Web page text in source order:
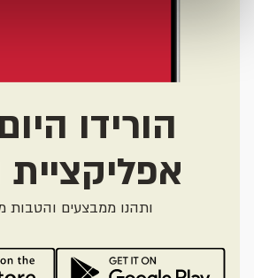
הורידו
ותהנו ממבצעים והטבות